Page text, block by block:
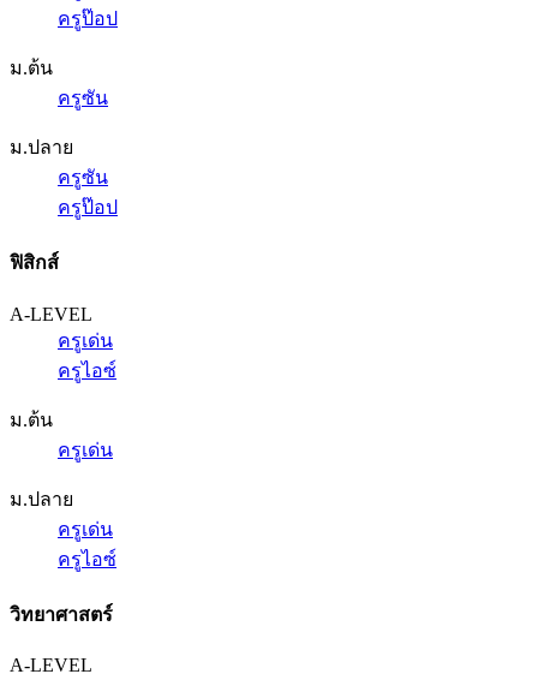
ครูป๊อป
ม.ต้น
ครูซัน
ม.ปลาย
ครูซัน
ครูป๊อป
ฟิสิกส์
A-LEVEL
ครูเด่น
ครูไอซ์
ม.ต้น
ครูเด่น
ม.ปลาย
ครูเด่น
ครูไอซ์
วิทยาศาสตร์
A-LEVEL